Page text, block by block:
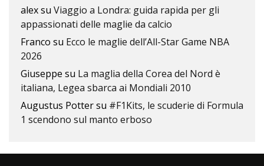
alexsu Viaggio a Londra: guida rapida per gli
appassionati delle maglie da calcio
Franco su Ecco le maglie dell’All-Star Game NBA
2026
Giuseppe su La maglia della Corea del Nord è
italiana, Legea sbarca ai Mondiali 2010
Augustus Pottersu #F1Kits, le scuderie di Formula
1 scendono sul manto erboso